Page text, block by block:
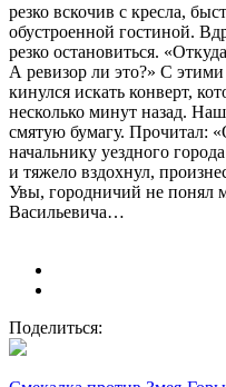
резко вскочив с кресла,
обустроенной гостиной.
резко остановиться.
А ревизор ли это?» С
кинулся искать конверт,
несколько минут назад.
смятую бумагу. Прочитал:
начальнику уездного
и тяжело вздохнул,
Увы, городничий не понял
Васильевича…
Поделиться: